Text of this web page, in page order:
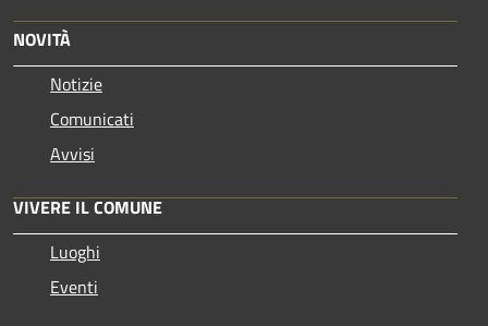
NOVITÀ
Notizie
Comunicati
Avvisi
VIVERE IL COMUNE
Luoghi
Eventi